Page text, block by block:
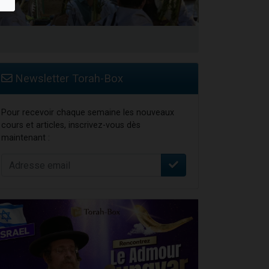
maman
Newsletter Torah-Box
Pour recevoir chaque semaine les nouveaux
cours et articles, inscrivez-vous dès
maintenant :